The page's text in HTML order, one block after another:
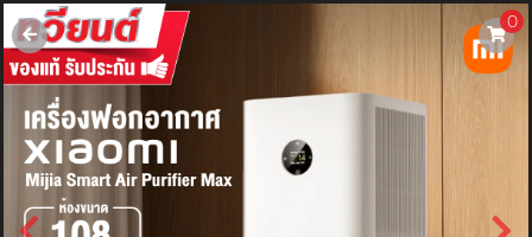
0
username
password
LOGIN